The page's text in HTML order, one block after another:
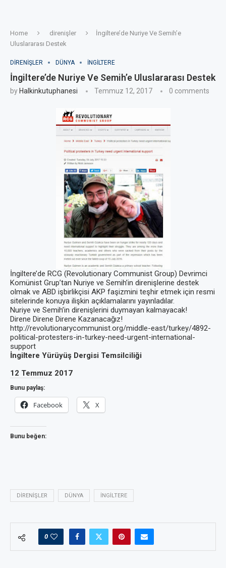
Home direnişler
İngiltere’de Nuriye Ve Semih’e
Uluslararası Destek
DIRENIŞLER DÜNYA İNGILTERE
İngiltere’de Nuriye Ve Semih’e Uluslararası Destek
by Halkinkutuphanesi Temmuz 12, 2017 0 comments
İngiltere’de RCG (Revolutionary Communist Group) Devrimci
Komünist Grup’tan Nuriye ve Semih’in direnişlerine destek
olmak ve ABD işbirlikçisi AKP faşizmini teşhir etmek için resmi
sitelerinde konuya ilişkin açıklamalarını yayınladılar.
Nuriye ve Semih’in direnişlerini duymayan kalmayacak!
Direne Direne Direne Kazanacağız!
http://revolutionarycommunist.org/middle-east/turkey/4892-
political-protesters-in-turkey-need-urgent-international-
support
İngiltere Yürüyüş Dergisi Temsilciliği
12 Temmuz 2017
Bunu paylaş:
Facebook X
Bunu beğen:
DIRENIŞLER DÜNYA İNGILTERE
0